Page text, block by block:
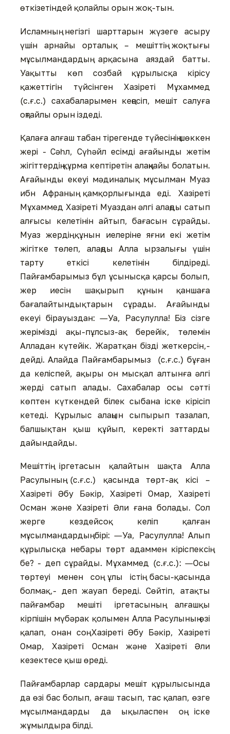
өткізетіндей қолайлы орын жоқ-тын.
Исламның негізгі шарттарын жүзеге асыру
үшін арнайы орталық – мешіттің жоқтығы
мұсылмандардың арқасына аяздай батты.
Уақытты көп созбай құрылысқа кірісу
қажеттігін түйсінген Хазіреті Мұхаммед
(с.ғ.с.) сахабаларымен кеңесіп, мешіт салуға
оңтайлы орын іздеді.
Қалаға алғаш табан тірегенде түйесінің шөккен
жері - Сәһл, Сүһәйл есімді ағайынды жетім
жігіттердің құрма кептіретін алаңқайы болатын.
Ағайынды екеуі мәдиналық мұсылман Муаз
ибн Афраның қамқорлығында еді. Хазіреті
Мұхаммед Хазіреті Муаздан әлгі алаңды сатып
алғысы келетінін айтып, бағасын сұрайды.
Муаз жердің құнын иелеріне яғни екі жетім
жігітке төлеп, алаңды Алла ырзалығы үшін
тарту еткісі келетінін білдіреді.
Пайғамбарымыз бұл ұсынысқа қарсы болып,
жер иесін шақырып құнын қаншаға
бағалайтындықтарын сұрады. Ағайынды
екеуі бірауыздан: ―Уа, Расулулла! Біз сізге
жерімізді ақы-пұлсыз-ақ берейік, төлемін
Алладан күтейік. Жаратқан бізді жеткерсін,-
дейді. Алайда Пайғамбарымыз (с.ғ.с.) бұған
да келіспей, ақыры он мысқал алтынға әлгі
жерді сатып алады. Сахабалар осы сәтті
көптен күткендей білек сыбана іске кірісіп
кетеді. Құрылыс алаңын сыпырып тазалап,
балшықтан қыш құйып, керекті заттарды
дайындайды.
Мешіттің іргетасын қалайтын шақта Алла
Расулының (с.ғ.с.) қасында төрт-ақ кісі –
Хазіреті Әбу Бәкір, Хазіреті Омар, Хазіреті
Осман және Хазіреті Әли ғана болады. Сол
жерге кездейсоқ келіп қалған
мұсылмандардың бірі: ―Уа, Расулулла! Алып
құрылысқа небары төрт адаммен кіріспексің
бе? - деп сұрайды. Мұхаммед (с.ғ.с.): ―Осы
төртеуі менен соң ұлы істің басы-қасында
болмақ,- деп жауап береді. Сөйтіп, атақты
пайғамбар мешіті іргетасының алғашқы
кірпішін мүбәрак қолымен Алла Расулының өзі
қалап, онан соң Хазіреті Әбу Бәкір, Хазіреті
Омар, Хазіреті Осман және Хазіреті Әли
кезектесе қыш өреді.
Пайғамбарлар сардары мешіт құрылысында
да өзі бас болып, ағаш тасып, тас қалап, өзге
мұсылмандарды да ықыласпен оң іске
жұмылдыра білді.